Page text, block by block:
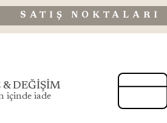
SATIŞ NOKTALARI
& DEĞİŞİM
içinde iade